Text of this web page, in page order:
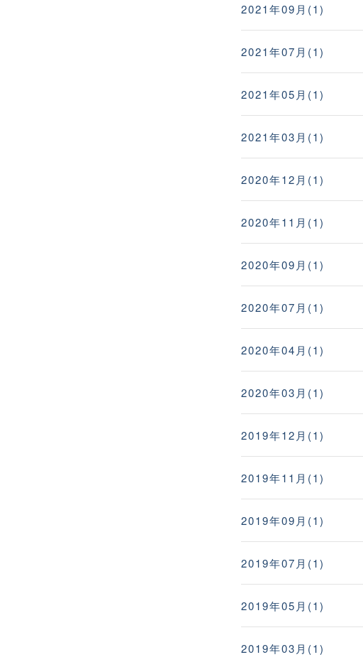
2021年09月(1)
2021年07月(1)
2021年05月(1)
2021年03月(1)
2020年12月(1)
2020年11月(1)
2020年09月(1)
2020年07月(1)
2020年04月(1)
2020年03月(1)
2019年12月(1)
2019年11月(1)
2019年09月(1)
2019年07月(1)
2019年05月(1)
2019年03月(1)